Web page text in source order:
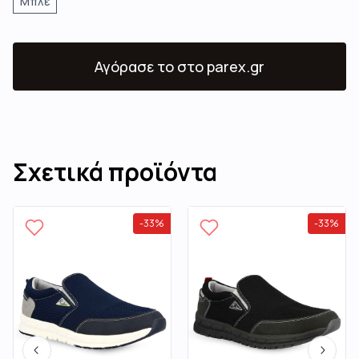
Αγόρασε το στο parex.gr
Σχετικά προϊόντα
-33% -33%